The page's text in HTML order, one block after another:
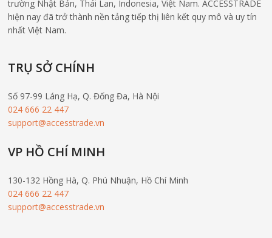
trường Nhật Bản, Thái Lan, Indonesia, Việt Nam. ACCESSTRADE
hiện nay đã trở thành nền tảng tiếp thị liên kết quy mô và uy tín
nhất Việt Nam.
TRỤ SỞ CHÍNH
Số 97-99 Láng Hạ, Q. Đống Đa, Hà Nội
024 666 22 447
support@accesstrade.vn
VP HỒ CHÍ MINH
130-132 Hồng Hà, Q. Phú Nhuận, Hồ Chí Minh
024 666 22 447
support@accesstrade.vn